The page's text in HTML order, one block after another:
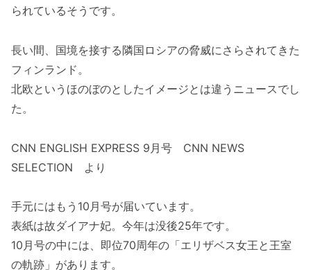
られているそうです。
長い間、国境を接する隣国ロシアの脅威にさらされてきた
フィンランド。
北欧というほのぼのとしたイメージとは違うニュースでし
た。
CNN ENGLISH EXPRESS 9月号 CNN NEWS
SELECTION より
手元にはもう10月号が届いています。
表紙は故ダイアナ妃。今年は没後25年です。
10月号の中には、即位70周年の「エリザベス女王と王室
の軌跡」があります。